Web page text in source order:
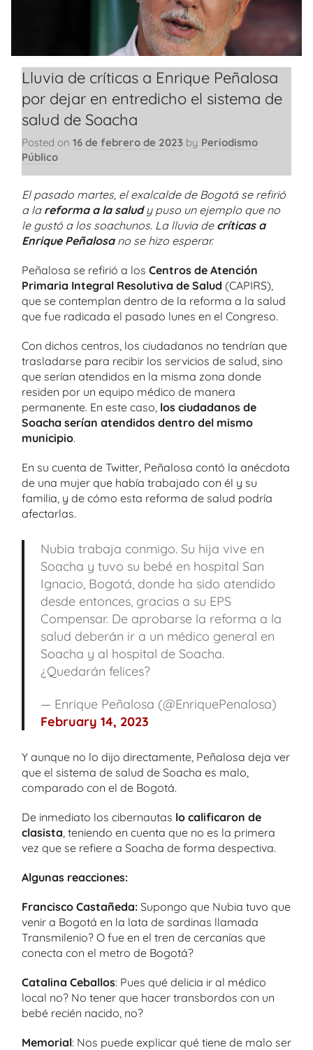
Lluvia de críticas a Enrique Peñalosa
por dejar en entredicho el sistema de
salud de Soacha
Posted on 16 de febrero de 2023 by Periodismo
Público
El pasado martes, el exalcalde de Bogotá se refirió
a lareforma a la saludy puso un ejemplo que no
le gustó a los soachunos. La lluvia de críticas a
Enrique Peñalosano se hizo esperar.
Peñalosa se refirió a los Centros de Atención
Primaria Integral Resolutiva de Salud (CAPIRS),
que se contemplan dentro de la reforma a la salud
que fue radicada el pasado lunes en el Congreso.
Con dichos centros, los ciudadanos no tendrían que
trasladarse para recibir los servicios de salud, sino
que serían atendidos en la misma zona donde
residen por un equipo médico de manera
permanente. En este caso, los ciudadanos de
Soacha serían atendidos dentro del mismo
municipio.
En su cuenta de Twitter, Peñalosa contó la anécdota
de una mujer que había trabajado con él y su
familia, y de cómo esta reforma de salud podría
afectarlas.
Nubia trabaja conmigo. Su hija vive en
Soacha y tuvo su bebé en hospital San
Ignacio, Bogotá, donde ha sido atendido
desde entonces, gracias a su EPS
Compensar. De aprobarse la reforma a la
salud deberán ir a un médico general en
Soacha y al hospital de Soacha.
¿Quedarán felices?
— Enrique Peñalosa (@EnriquePenalosa)
February 14, 2023
Y aunque no lo dijo directamente, Peñalosa deja ver
que el sistema de salud de Soacha es malo,
comparado con el de Bogotá.
De inmediato los cibernautas lo calificaron de
clasista, teniendo en cuenta que no es la primera
vez que se refiere a Soacha de forma despectiva.
Algunas reacciones:
Francisco Castañeda: Supongo que Nubia tuvo que
venir a Bogotá en la lata de sardinas llamada
Transmilenio? O fue en el tren de cercanías que
conecta con el metro de Bogotá?
Catalina Ceballos: Pues qué delicia ir al médico
local no? No tener que hacer transbordos con un
bebé recién nacido, no?
Memorial: Nos puede explicar qué tiene de malo ser